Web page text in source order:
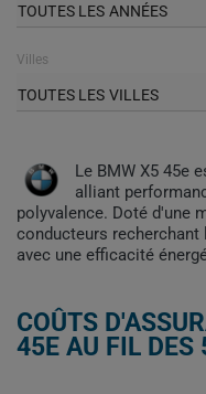
TOUTES LES ANNÉES
Villes
TOUTES LES VILLES
Le BMW X5 45e
alliant
polyvalence. Doté d'une
conducteurs
avec une efficacité
COÛTS
45E AU FIL DES